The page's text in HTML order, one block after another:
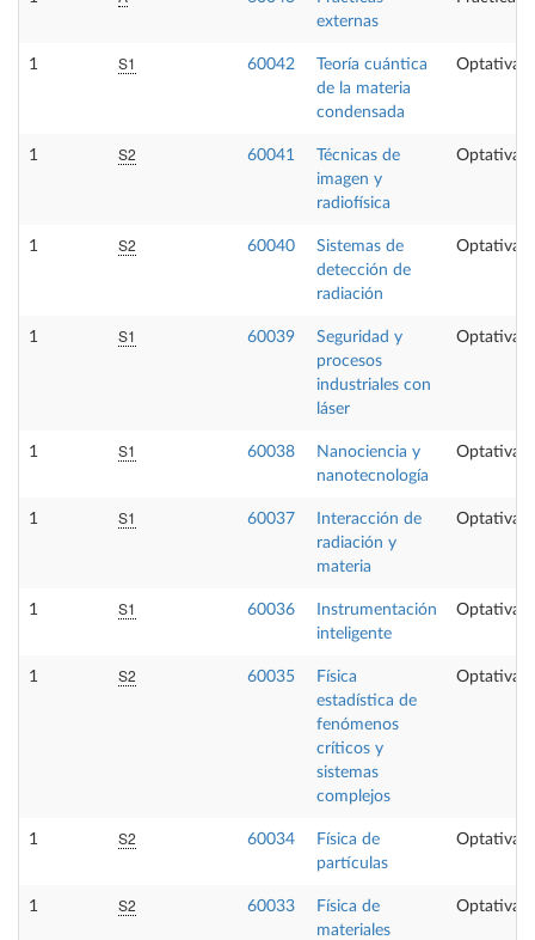
externas
1 S1 60042
Teoría cuántica
de la materia
condensada
Optativa
1 S2 60041
Técnicas de
imagen y
radiofísica
Optativa
1 S2 60040
Sistemas de
detección de
radiación
Optativa
1 S1 60039
Seguridad y
procesos
industriales con
láser
Optativa
1 S1 60038
Nanociencia y
nanotecnología
Optativa
1 S1 60037
Interacción de
radiación y
materia
Optativa
1 S1 60036
Instrumentación
inteligente
Optativa
1 S2 60035
Física
estadística de
fenómenos
críticos y
sistemas
complejos
Optativa
1 S2 60034
Física de
partículas
Optativa
1 S2 60033
Física de
materiales
Optativa